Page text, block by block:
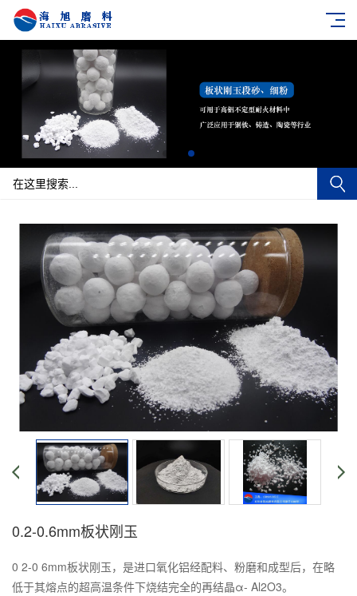
0.2-0.6mm板状刚玉
0 2-0 6mm板状刚玉，是进口氧化铝经配料、粉磨和成型后，在略
低于其熔点的超高温条件下烧结完全的再结晶α- Al2O3。